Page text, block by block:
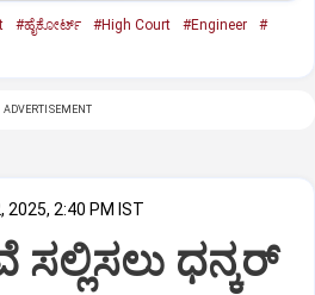
#ಹೈಕೋರ್ಟ್‌ #High Court #Engineer
#
ADVERTISEMENT
2025, 2:40 PM IST
ಸಲ್ಲಿಸಲು ಧನ್ಕರ್‌